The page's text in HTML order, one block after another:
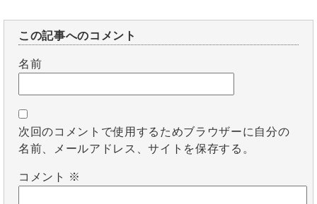
この記事へのコメント
名前
次回のコメントで使用するためブラウザーに自分の
名前、メールアドレス、サイトを保存する。
コメント ※